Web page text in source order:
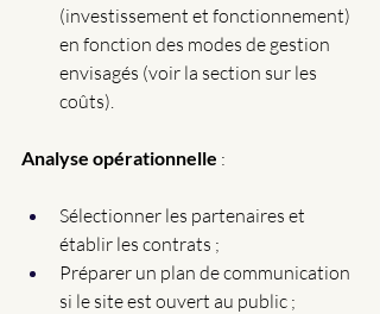
(investissement et fonctionnement)
en fonction des modes de gestion
envisagés (voir la section sur les
coûts).
Analyse opérationnelle :
Sélectionner les partenaires et
établir les contrats ;
Préparer un plan de communication
si le site est ouvert au public ;